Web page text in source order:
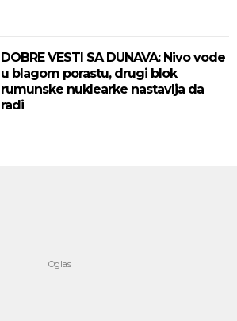
DOBRE VESTI SA DUNAVA: Nivo vode
u blagom porastu, drugi blok
rumunske nuklearke nastavlja da
radi